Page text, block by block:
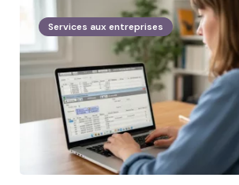
Services aux entreprises